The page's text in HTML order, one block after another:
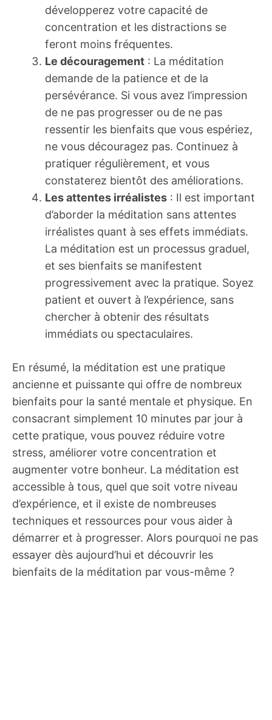
développerez votre capacité de
concentration et les distractions se
feront moins fréquentes.
Le découragement : La méditation
demande de la patience et de la
persévérance. Si vous avez l’impression
de ne pas progresser ou de ne pas
ressentir les bienfaits que vous espériez,
ne vous découragez pas. Continuez à
pratiquer régulièrement, et vous
constaterez bientôt des améliorations.
Les attentes irréalistes : Il est important
d’aborder la méditation sans attentes
irréalistes quant à ses effets immédiats.
La méditation est un processus graduel,
et ses bienfaits se manifestent
progressivement avec la pratique. Soyez
patient et ouvert à l’expérience, sans
chercher à obtenir des résultats
immédiats ou spectaculaires.
En résumé, la méditation est une pratique
ancienne et puissante qui offre de nombreux
bienfaits pour la santé mentale et physique. En
consacrant simplement 10 minutes par jour à
cette pratique, vous pouvez réduire votre
stress, améliorer votre concentration et
augmenter votre bonheur. La méditation est
accessible à tous, quel que soit votre niveau
d’expérience, et il existe de nombreuses
techniques et ressources pour vous aider à
démarrer et à progresser. Alors pourquoi ne pas
essayer dès aujourd’hui et découvrir les
bienfaits de la méditation par vous-même ?